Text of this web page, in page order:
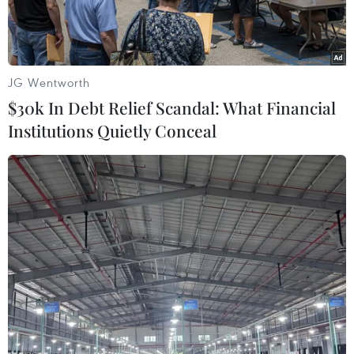
Hàng nghìn người dùng tại Mỹ đã gặp trục trặc với ứng dụng
trợ lý ảo Alexa của Amazon. (Ảnh: Reuters)
Theo Downdetector.com, ngày 16/4, ứng dụng
trợ lý ảo Alexa của Amazon ngừng hoạt động
trên thiết bị của hàng nghìn người dùng tại Mỹ.
Hãng Reuters đưa tin hơn 9.000 người dùng đã
báo cáo sự cố với Alexa. Ngoài ra, họ cũng gặp
JG Wentworth
$30k In Debt Relief Scandal: What Financial
Institutions Quietly Conceal